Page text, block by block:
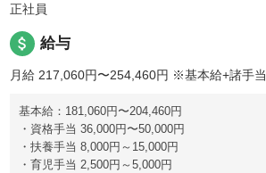
正社員
attach_money 給与
月給 217,060円〜254,460円 ※基本給+諸手当
基本給：181,060円〜204,460円
・資格手当 36,000円〜50,000円
・扶養手当 8,000円～15,000円
・育児手当 2,500円～5,000円